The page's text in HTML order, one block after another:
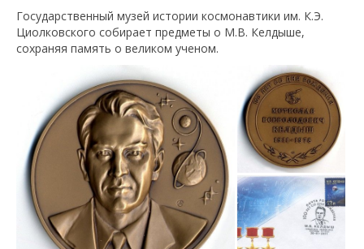
Государственный музей истории космонавтики им. К.Э.
Циолковского собирает предметы о М.В. Келдыше,
сохраняя память о великом ученом.